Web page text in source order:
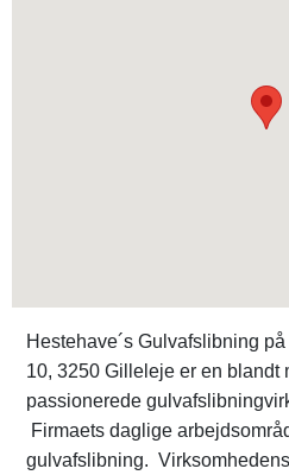
Hestehave´s Gulvafslibning
10, 3250 Gilleleje er en blandt
passionerede
Firmaets daglige
gulvafslibning.